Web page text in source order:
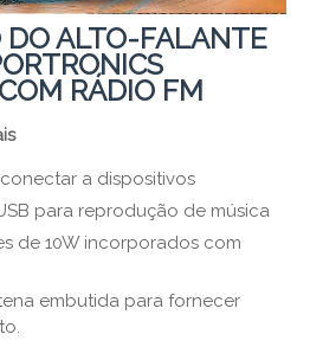
ALTO-FALANTE
RÁDIO FM
a dispositivos
para reprodução de música
de 10W incorporados com
embutida para fornecer